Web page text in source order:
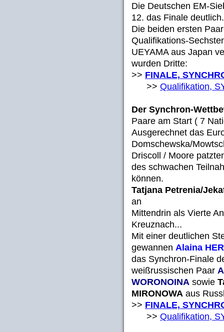
Die Deutschen EM-
12. das Finale deutlich.
Die beiden ersten
Qualifikations-
UEYAMA aus Japan
wurden Dritte:
>> FINALE,
>> Qualifikation,
Der Synchron-
Paare am Start ( 7
Ausgerechnet das
Domschewska/
Driscoll / Moore
des schwachen
können.
Tatjana Petrenia/
an
Mittendrin als Vierte
Kreuznach...
Mit einer deutlichen
gewannen Alaina
das Synchron-Finale
weißrussischen Paar
WORONOINA sowie
MIRONOWA aus
>> FINALE,
>> Qualifikation,